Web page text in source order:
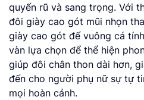
quyến rũ và sang trọng. Với
đôi giày cao gót mũi nhọn
giày cao gót đế vuông cá
vàn lựa chọn để thể hiện
giúp đôi chân thon dài hơn,
đến cho người phụ nữ sự tự
mọi hoàn cảnh.